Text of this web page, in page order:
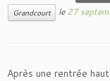
Grandcourt
le27
Après une rentrée